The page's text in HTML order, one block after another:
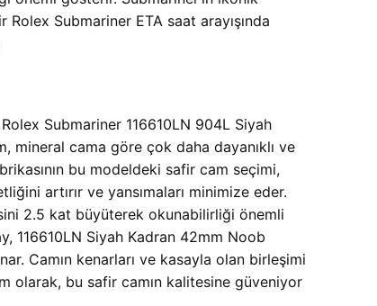
Submariner ETA saat arayışında
Submariner 116610LN 904L Siyah
mineral cama göre çok daha dayanıklı ve
bu modeldeki safir cam seçimi,
artırır ve yansımaları minimize eder.
2.5 kat büyüterek okunabilirliği önemli
116610LN Siyah Kadran 42mm Noob
Camın kenarları ve kasayla olan birleşimi
olarak, bu safir camın kalitesine güveniyor